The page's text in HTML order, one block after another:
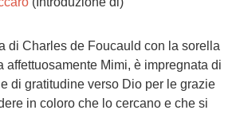
di Charles de Foucauld con la sorella
affettuosamente Mimi, è impregnata di
di gratitudine verso Dio per le grazie
in coloro che lo cercano e che si